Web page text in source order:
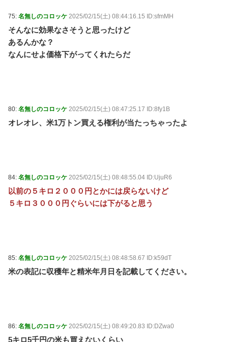
75: 名無しのコロッケ 2025/02/15(土) 08:44:16.15 ID:sfmMH
そんなに効果なさそうと思ったけど
あるんかな？
なんにせよ価格下がってくれたらだ
80: 名無しのコロッケ 2025/02/15(土) 08:47:25.17 ID:8fy1B
オレオレ、米1万トン買える権利が当たっちゃったよ
84: 名無しのコロッケ 2025/02/15(土) 08:48:55.04 ID:UjuR6
以前の５キロ２０００円とかには戻らないけど
５キロ３０００円ぐらいには下がると思う
85: 名無しのコロッケ 2025/02/15(土) 08:48:58.67 ID:k59dT
米の表記に収穫年と精米年月日を記載してください。
86: 名無しのコロッケ 2025/02/15(土) 08:49:20.83 ID:DZwa0
5キロ5千円の米も買えないくらい